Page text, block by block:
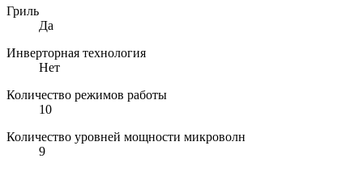
Гриль
Да
Инверторная технология
Нет
Количество режимов работы
10
Количество уровней мощности микроволн
9